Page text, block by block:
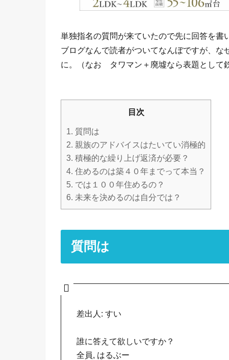
単独指名の質問が来ていたので先に回答を書
ブログなんで読者がついてなんぼですが、
に。（なお タワマン＋廃墟なら表題として
目次
1. 質問は
2. 親族のアドバイスはたいてい消極的
3. 積極的な繰り上げ返済が必要？
4. 住めるのは築４０年までって本当？
5. では１００年住めるの？
6. 未来を決めるのは自分では？
質問は
差出人: すい
誰に答えて欲しいですか？
全員, はるぶー